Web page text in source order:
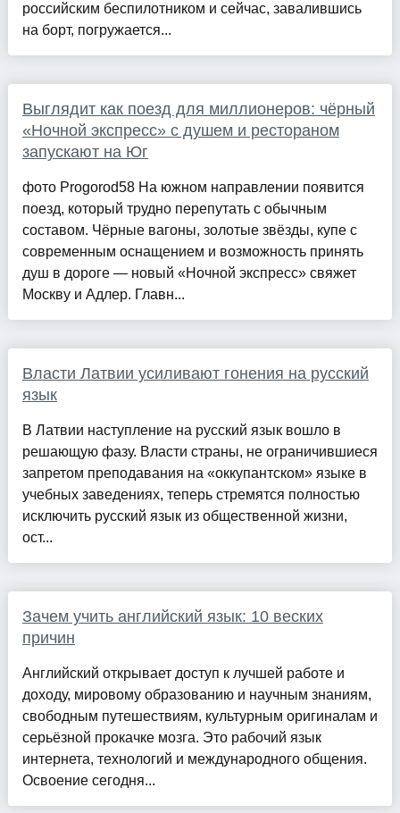
российским беспилотником и сейчас, завалившись
на борт, погружается...
Выглядит как поезд для миллионеров: чёрный
«Ночной экспресс» с душем и рестораном
запускают на Юг
фото Progorod58 На южном направлении появится
поезд, который трудно перепутать с обычным
составом. Чёрные вагоны, золотые звёзды, купе с
современным оснащением и возможность принять
душ в дороге — новый «Ночной экспресс» свяжет
Москву и Адлер. Главн...
Власти Латвии усиливают гонения на русский
язык
В Латвии наступление на русский язык вошло в
решающую фазу. Власти страны, не ограничившиеся
запретом преподавания на «оккупантском» языке в
учебных заведениях, теперь стремятся полностью
исключить русский язык из общественной жизни,
ост...
Зачем учить английский язык: 10 веских
причин
Английский открывает доступ к лучшей работе и
доходу, мировому образованию и научным знаниям,
свободным путешествиям, культурным оригиналам и
серьёзной прокачке мозга. Это рабочий язык
интернета, технологий и международного общения.
Освоение сегодня...